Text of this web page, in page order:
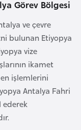
Görev Bölgesi
ve çevre
bulunan Etiyopya
vize
ikamet
işlemlerini
Antalya Fahri
ederek